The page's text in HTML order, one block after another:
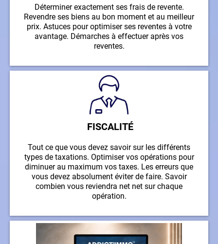
Déterminer exactement ses frais de revente.
Revendre ses biens au bon moment et au meilleur
prix. Astuces pour optimiser ses reventes à votre
avantage. Démarches à effectuer après vos
reventes.
FISCALITÉ
Tout ce que vous devez savoir sur les différents
types de taxations. Optimiser vos opérations pour
diminuer au maximum vos taxes. Les erreurs que
vous devez absolument éviter de faire. Savoir
combien vous reviendra net net sur chaque
opération.